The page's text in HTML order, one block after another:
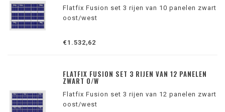
Flatfix Fusion set 3 rijen van 10 panelen zwart
oost/west
€1.532,62
FLATFIX FUSION SET 3 RIJEN VAN 12 PANELEN
ZWART O/W
Flatfix Fusion set 3 rijen van 12 panelen zwart
oost/west